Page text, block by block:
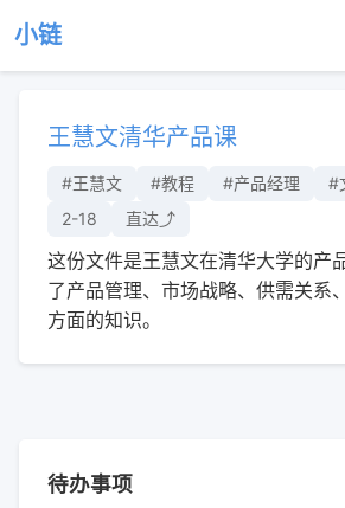
小链
王慧文清华产品课
#王慧文 #教程 #产品经理 #
2-18
直达⤴︎
这份文件是王慧文在清华大学的产
了产品管理、市场战略、供需关系
方面的知识。
待办事项